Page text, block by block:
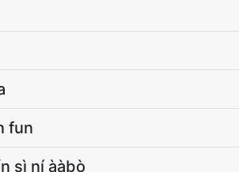
fun
sì ní ààbò